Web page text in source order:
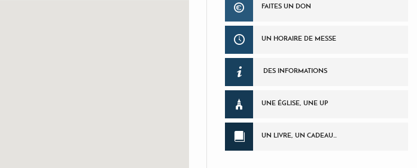
FAITES UN DON
UN HORAIRE DE MESSE
DES INFORMATIONS
UNE ÉGLISE, UNE UP
UN LIVRE, UN CADEAU…